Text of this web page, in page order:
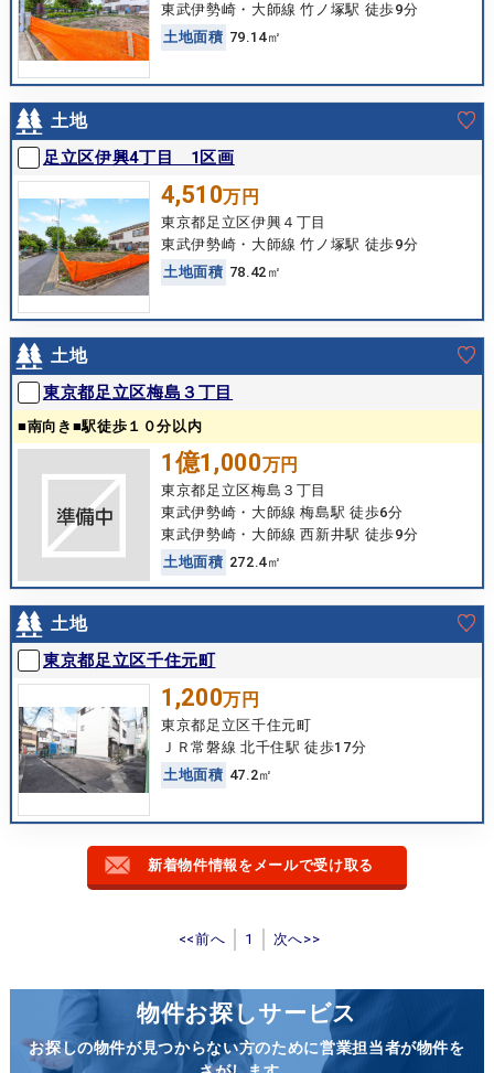
東武伊勢崎・大師線 竹ノ塚駅 徒歩9分
土地面積 79.14㎡
土地
足立区伊興4丁目 1区画
4,510万円
東京都足立区伊興４丁目
東武伊勢崎・大師線 竹ノ塚駅 徒歩9分
土地面積 78.42㎡
土地
東京都足立区梅島３丁目
■南向き■駅徒歩１０分以内
1億1,000万円
東京都足立区梅島３丁目
東武伊勢崎・大師線 梅島駅 徒歩6分
東武伊勢崎・大師線 西新井駅 徒歩9分
土地面積 272.4㎡
土地
東京都足立区千住元町
1,200万円
東京都足立区千住元町
ＪＲ常磐線 北千住駅 徒歩17分
土地面積 47.2㎡
新着物件情報をメールで受け取る
<<前へ 1 次へ>>
物件お探しサービス
お探しの物件が見つからない方のために営業担当者が物件を